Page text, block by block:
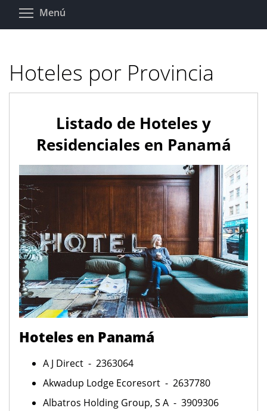
Pasar
Menú
Hoteles por Provincia
Listado de Hoteles y
Residenciales en Panamá
Hoteles en Panamá
A J Direct - 2363064
Akwadup Lodge Ecoresort - 2637780
Albatros Holding Group, S A - 3909306